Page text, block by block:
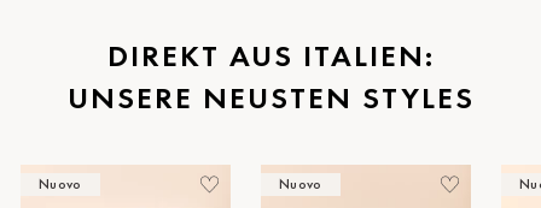
St.Pölten
Staufen
Timmendorf
DIREKT AUS ITALIEN:
UNSERE NEUSTEN STYLES
Nuovo Nuovo